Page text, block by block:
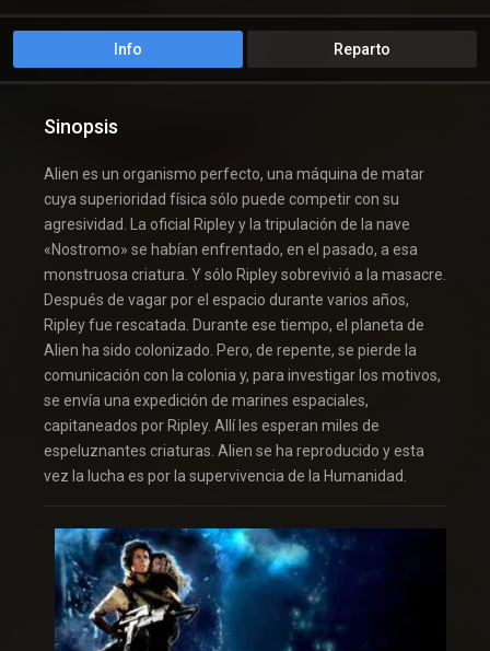
Info Reparto
Sinopsis
Alien es un organismo perfecto, una máquina de matar
cuya superioridad física sólo puede competir con su
agresividad. La oficial Ripley y la tripulación de la nave
«Nostromo» se habían enfrentado, en el pasado, a esa
monstruosa criatura. Y sólo Ripley sobrevivió a la masacre.
Después de vagar por el espacio durante varios años,
Ripley fue rescatada. Durante ese tiempo, el planeta de
Alien ha sido colonizado. Pero, de repente, se pierde la
comunicación con la colonia y, para investigar los motivos,
se envía una expedición de marines espaciales,
capitaneados por Ripley. Allí les esperan miles de
espeluznantes criaturas. Alien se ha reproducido y esta
vez la lucha es por la supervivencia de la Humanidad.